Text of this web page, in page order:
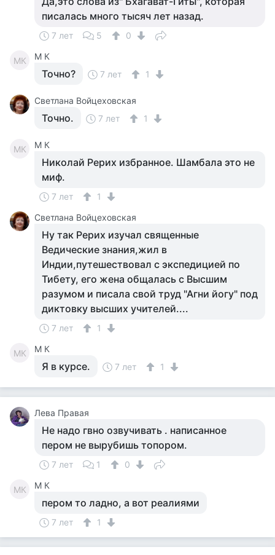
писалась много тысяч лет назад.
7 лет 5 0
MК M К
Точно? 7 лет 1
Светлана Войцеховская
Точно. 7 лет 1
MК M К
Николай Рерих избранное. Шамбала это не
миф.
7 лет
1
Светлана Войцеховская
Ну так Рерих изучал священные
Ведические знания,жил в
Индии,путешествовал с экспедицией по
Тибету, его жена общалась с Высшим
разумом и писала свой труд "Агни йогу" под
диктовку высших учителей....
7 лет 1
MК M К
Я в курсе. 7 лет 1
Лева Правая
Не надо гвно озвучивать . написанное
пером не вырубишь топором.
7 лет 1 0
MК M К
пером то ладно, а вот реалиями
7 лет 1